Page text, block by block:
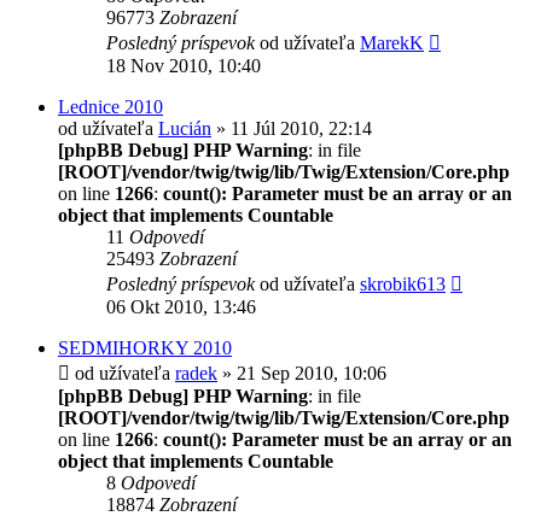
96773 Zobrazení
Posledný príspevokod užívateľa MarekK
18 Nov 2010, 10:40
Lednice 2010
od užívateľa Lucián » 11 Júl 2010, 22:14
[phpBB Debug] PHP Warning: in file
[ROOT]/vendor/twig/twig/lib/Twig/Extension/Core.php
on line 1266: count(): Parameter must be an array or an
object that implements Countable
11 Odpovedí
25493 Zobrazení
Posledný príspevokod užívateľa skrobik613
06 Okt 2010, 13:46
SEDMIHORKY 2010
od užívateľa radek » 21 Sep 2010, 10:06
[phpBB Debug] PHP Warning: in file
[ROOT]/vendor/twig/twig/lib/Twig/Extension/Core.php
on line 1266: count(): Parameter must be an array or an
object that implements Countable
8 Odpovedí
18874 Zobrazení